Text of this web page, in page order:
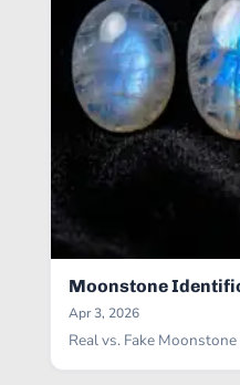
Moonstone
Apr 3, 2026
Real vs. Fake